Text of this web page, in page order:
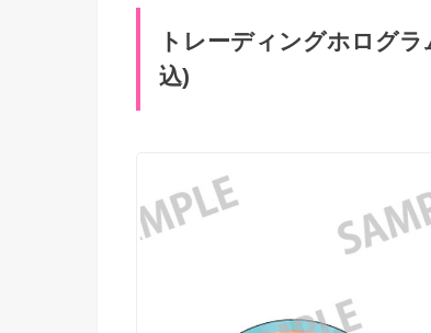
トレーディングホログ
込)